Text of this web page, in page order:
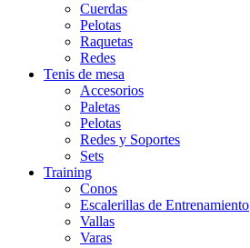
Cuerdas
Pelotas
Raquetas
Redes
Tenis de mesa
Accesorios
Paletas
Pelotas
Redes y Soportes
Sets
Training
Conos
Escalerillas de Entrenamiento
Vallas
Varas